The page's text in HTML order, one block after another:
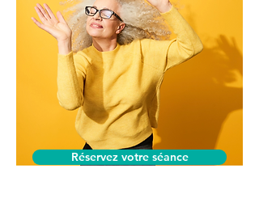
Réservez votre séance